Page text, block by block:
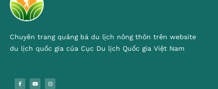
Chuyên trang quảng bá du lịch nông thôn trên website
du lịch quốc gia của Cục Du lịch Quốc gia Việt Nam